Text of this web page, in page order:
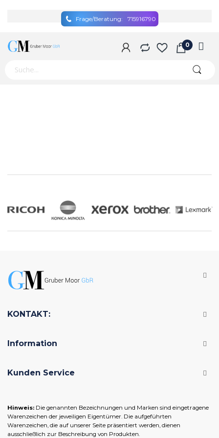
Frage/Beratung: 715916790
KONTAKT:
Information
Kunden Service
Hinweis: Die genannten Bezeichnungen und Marken sind eingetragene
Warenzeichen der jeweiligen Eigentümer. Die aufgeführten
Warenzeichen, die auf unserer Seite präsentiert werden, dienen
ausschließlich zur Beschreibung von Produkten.